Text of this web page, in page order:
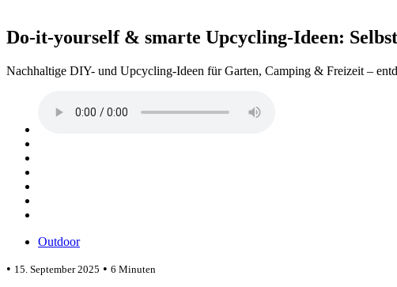
Do-it-yourself & smarte Upcycling-Ideen:
Nachhaltige DIY- und Upcycling-Ideen für Garten, Camping & Freizeit –
Outdoor
• 15. September 2025 • 6 Minuten